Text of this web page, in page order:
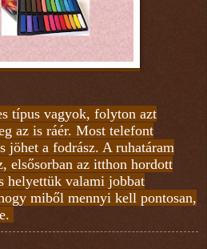
típus vagyok, folyton azt
az is ráér. Most telefont
jöhet a fodrász. A ruhatáram
elsősorban az itthon hordott
helyettük valami jobbat
miből mennyi kell pontosan,